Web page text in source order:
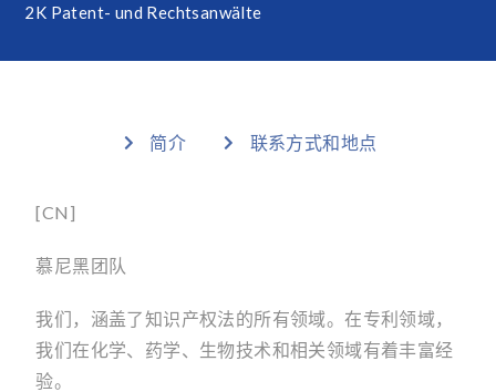
2K Patent- und Rechtsanwälte
简介 联系方式和地点
[CN]
慕尼黑团队
我们，涵盖了知识产权法的所有领域。在专利领域，
我们在化学、药学、生物技术和相关领域有着丰富经
验。